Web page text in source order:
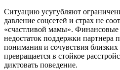
Ситуацию усугубляют
давление соцсетей и страх не
«счастливой мамы». Финансовые
недостаток поддержки партнера
понимания и сочувствия
превращается в стойкое
диктовать поведение.